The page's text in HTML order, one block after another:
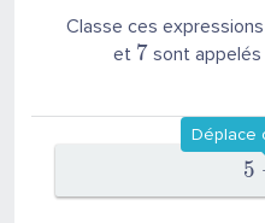
Classe ces
et 7 sont
5
Déplace